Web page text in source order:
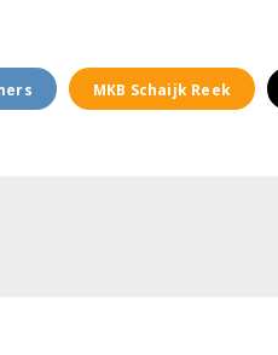
MKB Schaijk Reek